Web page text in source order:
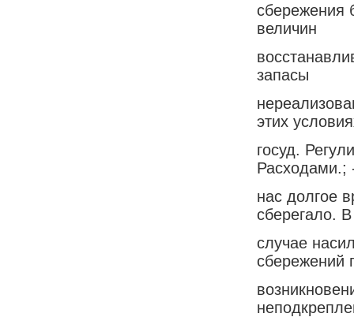
сбережения
величин
запасы
этих
госуд.
Расходами.;
нас долгое
сберегало.
случае
сбережений